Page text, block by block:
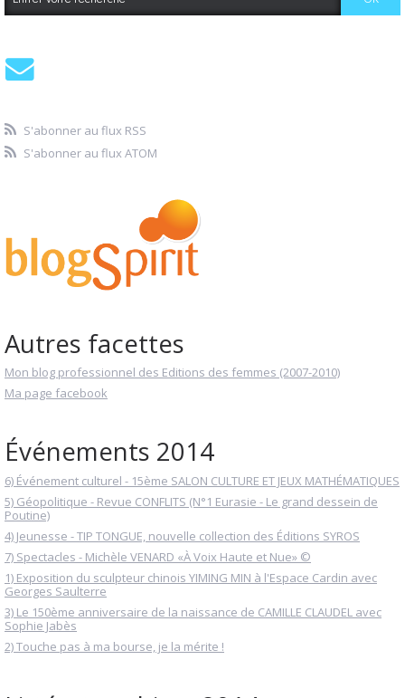
S'abonner au flux RSS
S'abonner au flux ATOM
Autres facettes
Mon blog professionnel des Editions des femmes (2007-2010)
Ma page facebook
Événements 2014
6) Événement culturel - 15ème SALON CULTURE ET JEUX MATHÉMATIQUES
5) Géopolitique - Revue CONFLITS (N°1 Eurasie - Le grand dessein de
Poutine)
4) Jeunesse - TIP TONGUE, nouvelle collection des Éditions SYROS
7) Spectacles - Michèle VENARD «À Voix Haute et Nue» ©
1) Exposition du sculpteur chinois YIMING MIN à l'Espace Cardin avec
Georges Saulterre
3) Le 150ème anniversaire de la naissance de CAMILLE CLAUDEL avec
Sophie Jabès
2) Touche pas à ma bourse, je la mérite !